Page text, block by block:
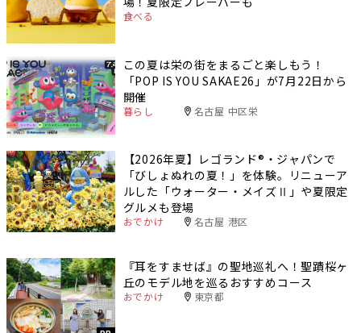
食べる
この夏は栄の街をまるごと楽しもう！
「POP IS YOU SAKAE26」が7月22日から
開催
暮らし 名古屋 中区栄
【2026年夏】レゴランド®・ジャパンで
「びしょぬれの夏！」を体験。リニューア
ルした「ウォーター・メイズⅡ」や夏限定
グルメも登場
おでかけ 名古屋 港区
『耳をすませば』の聖地巡礼へ！聖蹟桜ヶ
丘のモデル地を巡るおすすめコース
おでかけ 東京都